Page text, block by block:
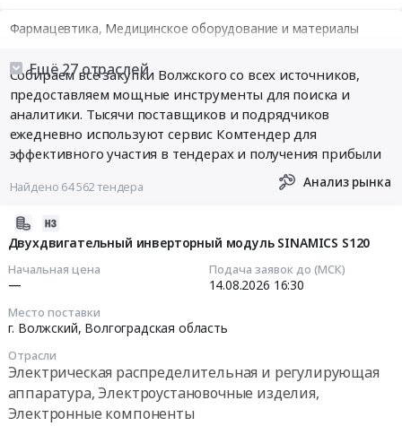
Ещё 27 отраслей
Фармацевтика, Медицинское оборудование и материалы
Медицинские и Оздоровительные услуги
Мебель, Компьютеры и Периферия, Канцтовары, Бытовая
техника
Связь, Информационные технологии
Грузовые и пассажирские перевозки, Транспортные услуги
Полиграфия
Реклама, Дизайн, Маркетинг, Теле и радиовещание
Топливо, Уголь, Продукция нефтепереработки
Автомобили, Спецтехника, Авиа- ЖД-техника, Суда
Финансы, Страхование, Оценка, Юридические услуги
Одежда, Средства защиты, Текстиль, Хозтовары, Тара
Собираем все закупки Волжского со всех источников,
предоставляем мощные инструменты для поиска и
аналитики. Тысячи поставщиков и подрядчиков
ежедневно используют сервис Комтендер для
эффективного участия в тендерах и получения прибыли
Найдено 64 562 тендера Анализ рынка
Двухдвигательный инверторный модуль SINAMICS S120
Начальная цена
—
Подача заявок до (МСК)
14.08.2026 16:30
Место поставки
г. Волжский, Волгоградская область
Отрасли
Электрическая распределительная и регулирующая
аппаратура, Электроустановочные изделия,
Электронные компоненты